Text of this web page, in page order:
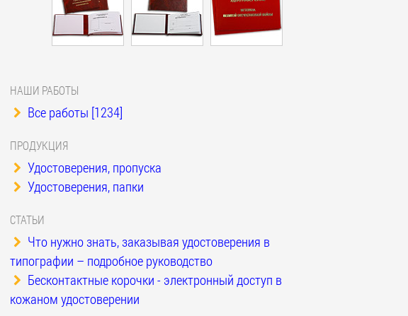
НАШИ РАБОТЫ
Все работы [1234]
ПРОДУКЦИЯ
Удостоверения, пропуска
Удостоверения, папки
СТАТЬИ
Что нужно знать, заказывая удостоверения в
типографии – подробное руководство
Бесконтактные корочки - электронный доступ в
кожаном удостоверении